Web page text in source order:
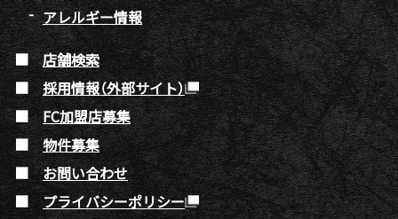
アレルギー情報
店舗検索
採用情報（外部サイト）
FC加盟店募集
物件募集
お問い合わせ
プライバシーポリシー